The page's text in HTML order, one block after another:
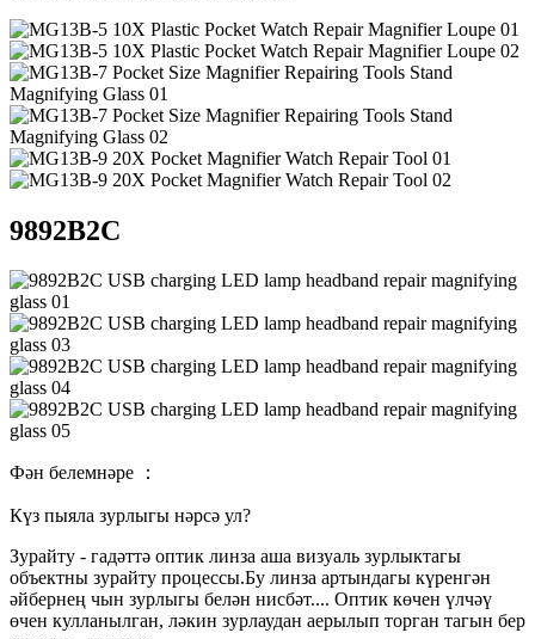
9892B2C
Фән белемнәре ：
Күз пыяла зурлыгы нәрсә ул?
Зурайту - гадәттә оптик линза аша визуаль зурлыктагы
объектны зурайту процессы.Бу линза артындагы күренгән
әйбернең чын зурлыгы белән нисбәт.... Оптик көчен үлчәү
өчен кулланылган, ләкин зурлаудан аерылып торган тагын бер